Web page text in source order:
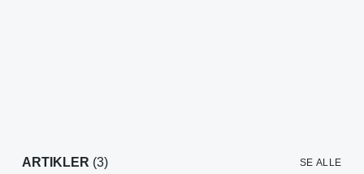
ARTIKLER (3) SE ALLE